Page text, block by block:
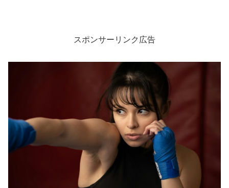
スポンサーリンク広告